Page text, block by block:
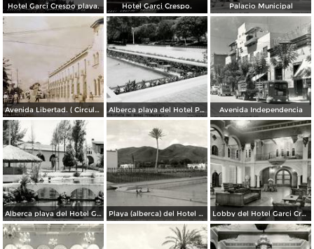
Hotel Garci Crespo playa. Hotel Garci Crespo. Palacio Municipal
Avenida Libertad. ( Circulada el 5 de Abril de 1945 ). Alberca playa del Hotel Peñafiel Avenida Independencia
Alberca playa del Hotel Garci Crespo Playa (alberca) del Hotel Garci Crespo Lobby del Hotel Garci Crespo